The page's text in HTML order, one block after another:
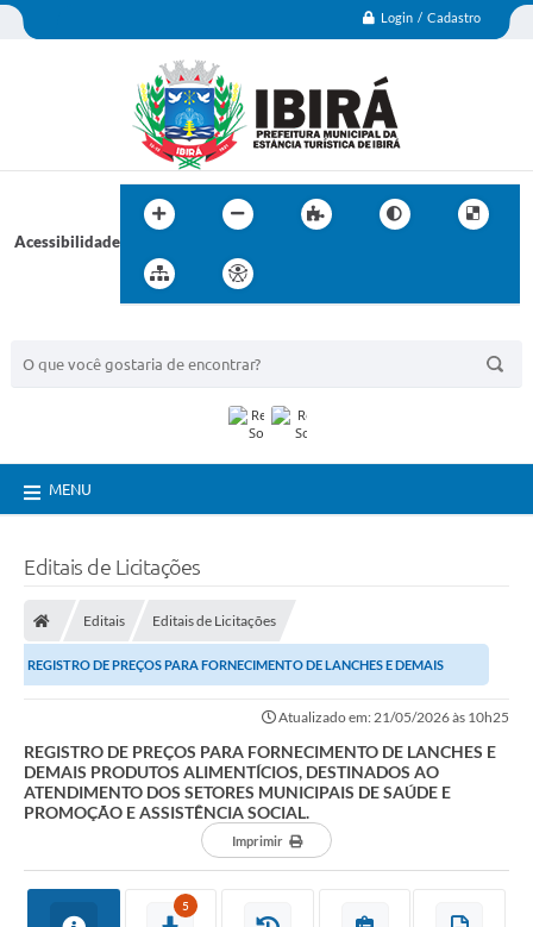
Login / Cadastro
Acessibilidade
MENU
Editais de Licitações
Editais Editais de Licitações
REGISTRO DE PREÇOS PARA FORNECIMENTO DE LANCHES E DEMAIS
Atualizado em: 21/05/2026 às 10h25
REGISTRO DE PREÇOS PARA FORNECIMENTO DE LANCHES E
DEMAIS PRODUTOS ALIMENTÍCIOS, DESTINADOS AO
ATENDIMENTO DOS SETORES MUNICIPAIS DE SAÚDE E
PROMOÇÃO E ASSISTÊNCIA SOCIAL.
Imprimir
5